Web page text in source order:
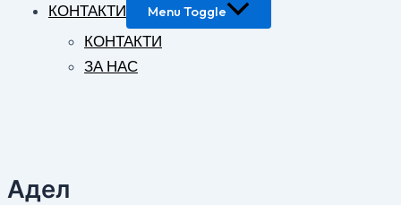
КОНТАКТИ
Menu Toggle
КОНТАКТИ
ЗА НАС
Адел